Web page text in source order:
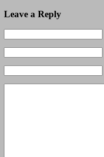
Leave a Reply